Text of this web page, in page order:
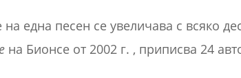
една песен се увеличава с всяко
на Бионсе от 2002 г. , приписва 24